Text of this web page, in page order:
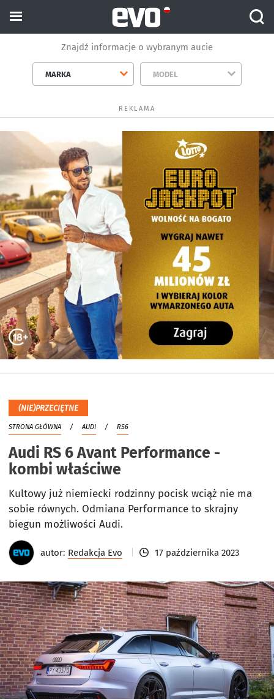
Znajdź informacje o wybranym aucie
MARKA MODEL
REKLAMA
(NIE)PRZECIĘTNE
STRONA GŁÓWNA AUDI RS6
Audi RS 6 Avant Performance -
kombi właściwe
Kultowy już niemiecki rodzinny pocisk wciąż nie ma
sobie równych. Odmiana Performance to skrajny
biegun możliwości Audi.
autor: Redakcja Evo 17 października 2023